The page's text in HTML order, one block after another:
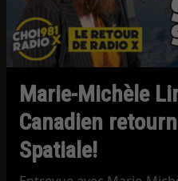
Marie-Michèle
Canadien
Spatiale!